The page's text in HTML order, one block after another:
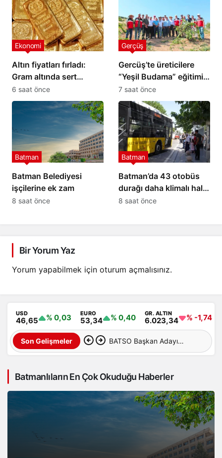
Altın fiyatları fırladı:
Gram altında sert
yükseliş
Ekonomi
6 saat önce
Gercüş’te üreticilere
“Yeşil Budama” eğitimi
verildi
Gerçüş
7 saat önce
Batman Belediyesi
işçilerine ek zam
Batman
8 saat önce
Batman’da 43 otobüs
durağı daha klimalı hale
getirilecek
Batman
8 saat önce
Bir Yorum Yaz
Yorum yapabilmek için oturum açmalısınız.
USD
46,65 % 0,03 EURO
53,34 % 0,40 GR. ALTIN
6.023,34 % -1,74
Son Gelişmeler BATSO Başkan Adayı
yoğun saha mesaisi
Batmanlıların En Çok Okuduğu Haberler